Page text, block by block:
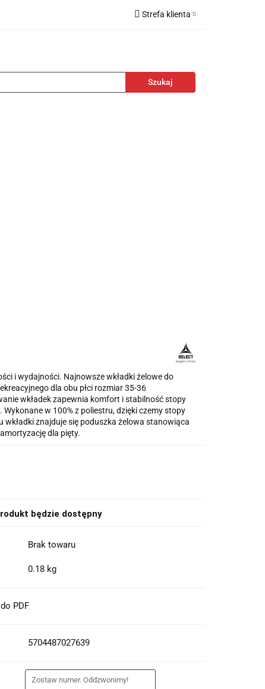
Strefa klienta
Dodaj zgłoszenie
i wydajności. Najnowsze wkładki żelowe do
dla obu płci rozmiar 35-36
wkładek zapewnia komfort i stabilność stopy
w 100% z poliestru, dzięki czemy stopy
wkładki znajduje się poduszka żelowa stanowiąca
dla pięty.
będzie dostępny
Brak towaru
0.18 kg
PDF
5704487027639